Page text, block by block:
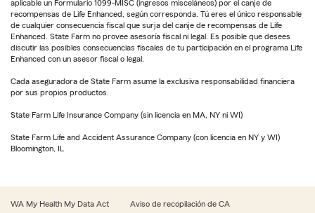
aplicable un Formulario 1099-MISC (ingresos misceláneos) por el canje de
recompensas de Life Enhanced, según corresponda. Tú eres el único responsable
de cualquier consecuencia fiscal que surja del canje de recompensas de Life
Enhanced. State Farm no provee asesoría fiscal ni legal. Es posible que desees
discutir las posibles consecuencias fiscales de tu participación en el programa Life
Enhanced con un asesor fiscal o legal.
Cada aseguradora de State Farm asume la exclusiva responsabilidad financiera
por sus propios productos.
State Farm Life Insurance Company (sin licencia en MA, NY ni WI)
State Farm Life and Accident Assurance Company (con licencia en NY y WI)
Bloomington, IL
WA My Health My Data Act
Aviso de recopilación de CA